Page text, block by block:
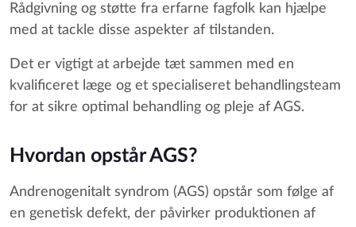
Rådgivning og støtte fra erfarne fagfolk kan hjælpe
med at tackle disse aspekter af tilstanden.
Det er vigtigt at arbejde tæt sammen med en
kvalificeret læge og et specialiseret behandlingsteam
for at sikre optimal behandling og pleje af AGS.
Hvordan opstår AGS?
Andrenogenitalt syndrom (AGS) opstår som følge af
en genetisk defekt, der påvirker produktionen af